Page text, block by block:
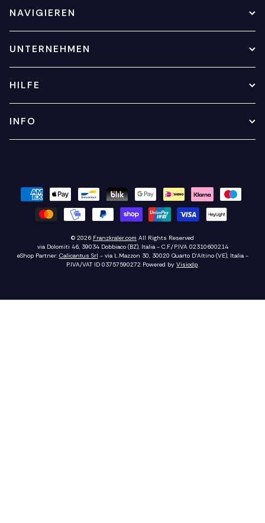
NAVIGIEREN
UNTERNEHMEN
HILFE
INFO
© 2026 Franzkraler.com All Rights Reserved
via Dolomiti 46, 39034 Dobbiaco (BZ), Italia - C.F./P.IVA 02310600214
eShop Partner: Calicantus Srl - via L.Mazzon 30, 30020 Quarto D'Altino (VE), Italia -
P.IVA/VAT ID 03757590272 Powered by Visiodp.